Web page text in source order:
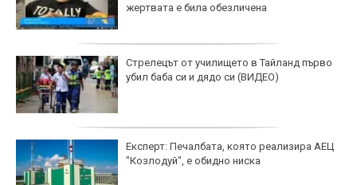
жертвата е била обезличена
Стрелецът от училището в Тайланд първо
убил баба си и дядо си (ВИДЕО)
Експерт: Печалбата, която реализира АЕЦ
"Козлодуй", е обидно ниска